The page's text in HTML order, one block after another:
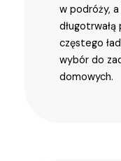
w podróży,
częstego
wybór do
domowych.